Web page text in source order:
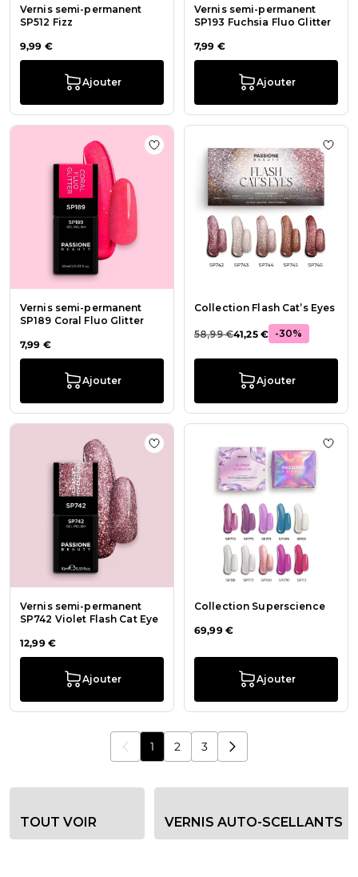
Vernis semi-permanent
SP512 Fizz
9,99 €
Ajouter
Vernis semi-permanent
SP193 Fuchsia Fluo Glitter
7,99 €
Ajouter
Vernis semi-permanent
SP189 Coral Fluo Glitter
7,99 €
Ajouter
Ajouter à la liste de souhaits
Collection Flash Cat’s Eyes
58,99 €41,25 € -30%
Ajouter
Vernis semi-permanent
SP742 Violet Flash Cat Eye
12,99 €
Ajouter
Ajouter à la liste de souhaits Vernis
Collection Superscience
69,99 €
Ajouter
Vous lisez actuellement la page
1 Page
2 Page
3
Options de filtre de catégorie
TOUT VOIR VERNIS AUTO-SCELLANTS